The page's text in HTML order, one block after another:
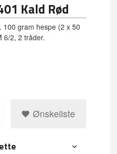
Kald Rød
100 gram hespe (2 x 50
6/2, 2 tråder.
Ønskeliste